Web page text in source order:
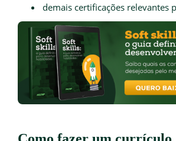
demais certificações relevantes